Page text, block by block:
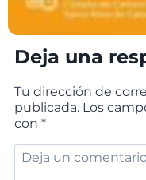
Deja una
Tu dirección de
publicada. Los
con *